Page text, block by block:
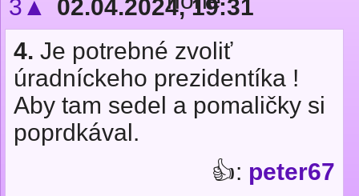
3▲
02.04.2024, 19:31
4. Je potrebné zvoliť
úradníckeho prezidentíka !
Aby tam sedel a pomaličky si
poprdkával.
👍: peter67